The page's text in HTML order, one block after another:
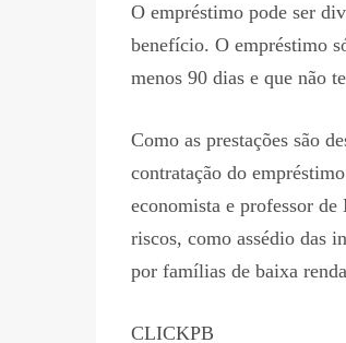
O empréstimo pode ser
benefício. O empréstimo
menos 90 dias e que não
Como as prestações são
contratação do
economista e professor
riscos, como assédio das
por famílias de baixa
CLICKPB